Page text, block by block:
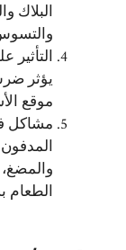
البلاك
التأثير
يؤثر
موقع
مشاكل
الطعام